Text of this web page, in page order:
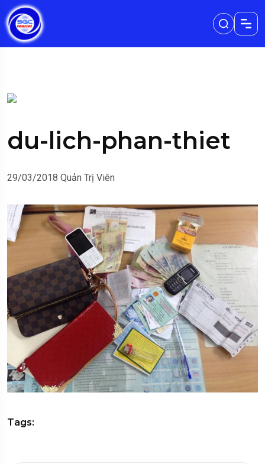
du-lich-phan-thiet
29/03/2018 Quản Trị Viên
Tags: